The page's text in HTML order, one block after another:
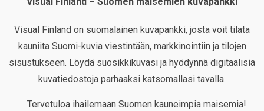
Visual Finland on suomalainen kuvapankki, josta voit tilata
kauniita Suomi-kuvia viestintään, markkinointiin ja tilojen
sisustukseen. Löydä suosikkikuvasi ja hyödynnä digitaalisia
kuvatiedostoja parhaaksi katsomallasi tavalla.
Tervetuloa ihailemaan Suomen kauneimpia maisemia!